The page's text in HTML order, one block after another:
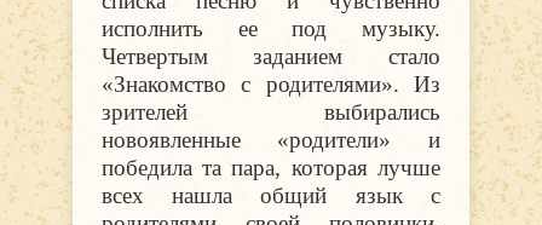
исполнить ее под музыку.
Четвертым заданием стало
«Знакомство с родителями». Из
зрителей выбирались
новоявленные «родители» и
победила та пара, которая лучше
всех нашла общий язык с